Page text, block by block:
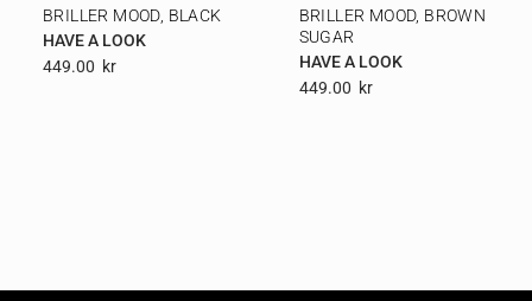
BRILLER MOOD, BLACK
HAVE A LOOK
449.00 Kr
BRILLER MOOD, BROWN
SUGAR
HAVE A LOOK
449.00 Kr